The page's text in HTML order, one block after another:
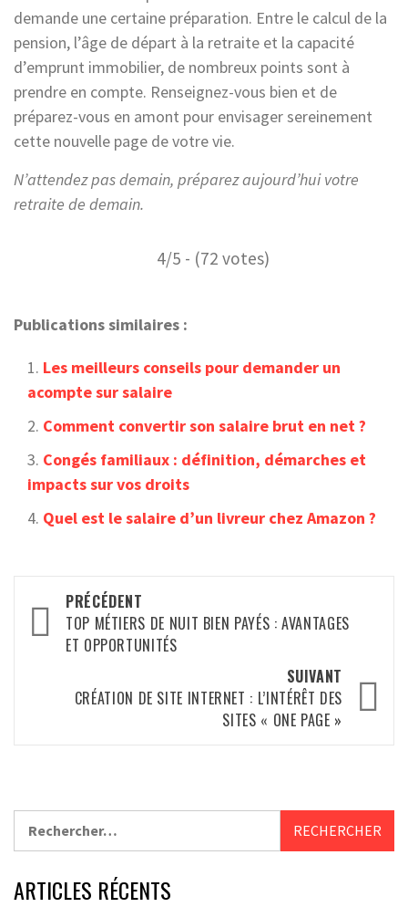
demande une certaine préparation. Entre le calcul de la
pension, l’âge de départ à la retraite et la capacité
d’emprunt immobilier, de nombreux points sont à
prendre en compte. Renseignez-vous bien et de
préparez-vous en amont pour envisager sereinement
cette nouvelle page de votre vie.
N’attendez pas demain, préparez aujourd’hui votre
retraite de demain.
4/5 - (72 votes)
Publications similaires :
Les meilleurs conseils pour demander un
acompte sur salaire
Comment convertir son salaire brut en net ?
Congés familiaux : définition, démarches et
impacts sur vos droits
Quel est le salaire d’un livreur chez Amazon ?
Navigation
d’article
PRÉCÉDENT
TOP MÉTIERS DE NUIT BIEN PAYÉS : AVANTAGES
ET OPPORTUNITÉS
SUIVANT
CRÉATION DE SITE INTERNET : L’INTÉRÊT DES
SITES « ONE PAGE »
ARTICLES RÉCENTS